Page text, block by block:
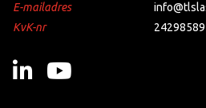
E-mailadres
KvK-nr
24298589